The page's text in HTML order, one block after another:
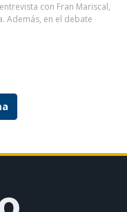
con Fran Mariscal,
Además, en el debate